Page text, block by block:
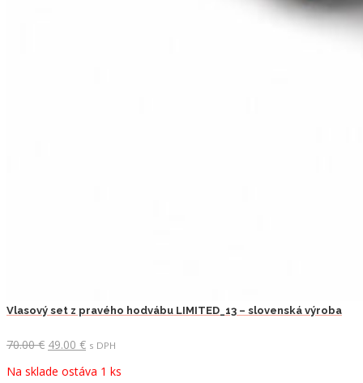
Vlasový set z pravého hodvábu LIMITED_13 – slovenská výroba
70.00€ Pôvodná
bola:
49.00 €Aktuálna
je:
s DPH
Na sklade ostáva 1 ks